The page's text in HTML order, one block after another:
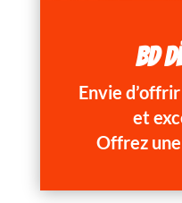
BD
Envie
et
Offrez